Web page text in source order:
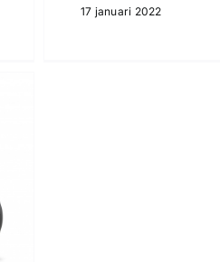
17 januari 2022